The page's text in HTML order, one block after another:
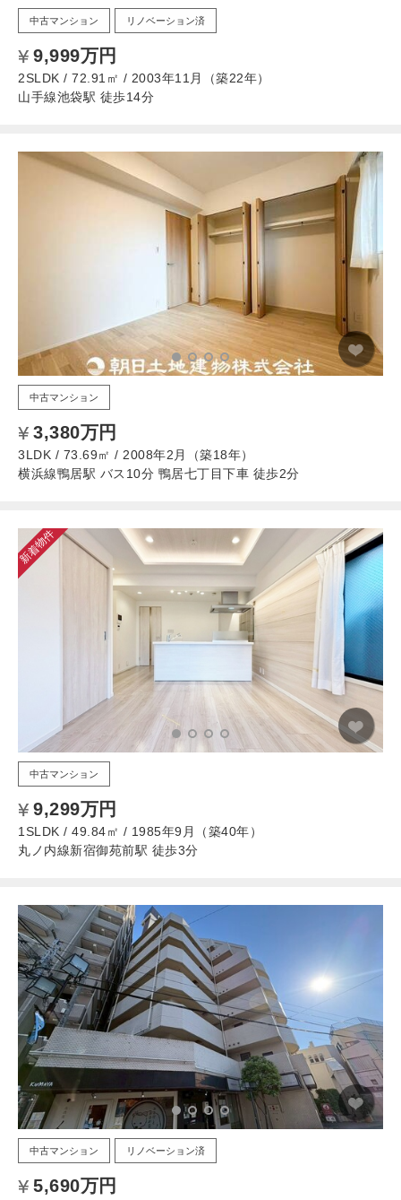
中古マンション リノベーション済
9,999万円
2SLDK / 72.91㎡ / 2003年11月（築22年）
山手線池袋駅 徒歩14分
中古マンション
3,380万円
3LDK / 73.69㎡ / 2008年2月（築18年）
横浜線鴨居駅 バス10分 鴨居七丁目下車 徒歩2分
新着物件
中古マンション
9,299万円
1SLDK / 49.84㎡ / 1985年9月（築40年）
丸ノ内線新宿御苑前駅 徒歩3分
中古マンション リノベーション済
5,690万円